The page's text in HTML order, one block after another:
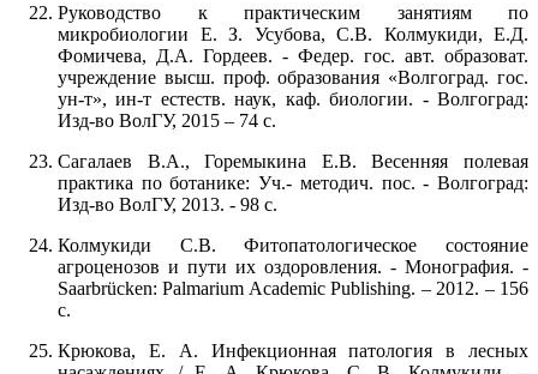
Руководство к практическим занятиям по
микробиологии Е. З. Усубова, С.В. Колмукиди, Е.Д.
Фомичева, Д.А. Гордеев. - Федер. гос. авт. образоват.
учреждение высш. проф. образования «Волгоград. гос.
ун-т», ин-т естеств. наук, каф. биологии. - Волгоград:
Изд-во ВолГУ, 2015 – 74 с.
Сагалаев В.А., Горемыкина Е.В. Весенняя полевая
практика по ботанике: Уч.- методич. пос. - Волгоград:
Изд-во ВолГУ, 2013. - 98 с.
Колмукиди С.В. Фитопатологическое состояние
агроценозов и пути их оздоровления. - Монография. -
Saarbrücken: Palmarium Academic Publishing. – 2012. – 156
с.
Крюкова, Е. А. Инфекционная патология в лесных